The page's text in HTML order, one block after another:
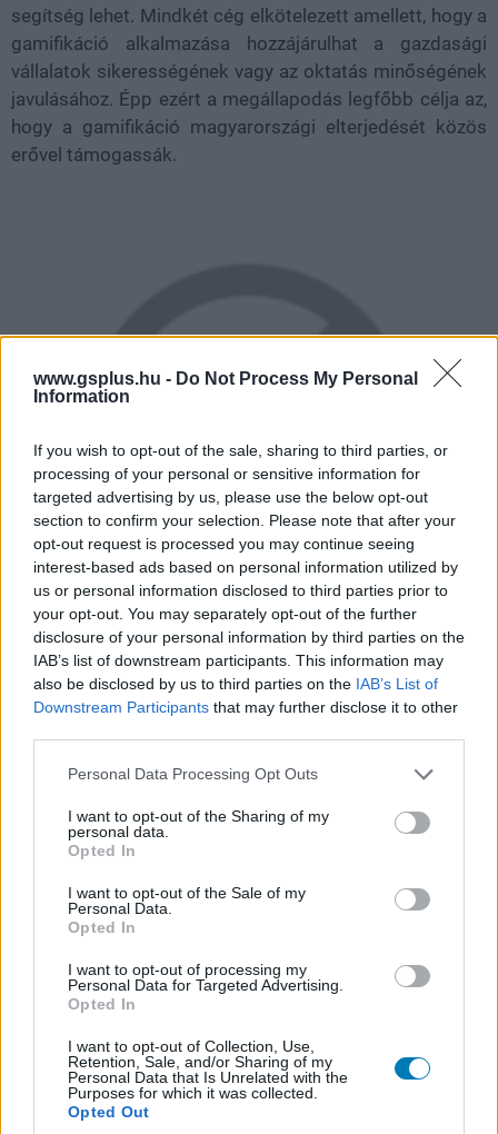
www.gsplus.hu - Do Not Process My Personal
Information
If you wish to opt-out of the sale, sharing to third parties, or
processing of your personal or sensitive information for
targeted advertising by us, please use the below opt-out
section to confirm your selection. Please note that after your
opt-out request is processed you may continue seeing
interest-based ads based on personal information utilized by
us or personal information disclosed to third parties prior to
your opt-out. You may separately opt-out of the further
disclosure of your personal information by third parties on the
IAB’s list of downstream participants. This information may
also be disclosed by us to third parties on the IAB’s List of
Downstream Participants that may further disclose it to other
Please note that this website/app uses one or more Google
not limited to your visit or usage behaviour. You may click to
grant or deny consent to Google and its third-party tags to
use your data for below specified purposes in below Google
consent section.
Personal Data Processing Opt Outs
I want to opt-out of the Sharing of my
personal data.
Opted In
I want to opt-out of the Sale of my
Personal Data.
Opted In
I want to opt-out of processing my
Personal Data for Targeted Advertising.
Opted In
I want to opt-out of Collection, Use,
Retention, Sale, and/or Sharing of my
Personal Data that Is Unrelated with the
Purposes for which it was collected.
Opted Out
segítség lehet. Mindkét cég elkötelezett amellett, hogy a
gamifikáció alkalmazása hozzájárulhat a gazdasági
vállalatok sikerességének vagy az oktatás minőségének
javulásához. Épp ezért a megállapodás legfőbb célja az,
hogy a gamifikáció magyarországi elterjedését közös
erővel támogassák.
Olvassátok el a bejelentést társoldalunk, a
SMASH by Meló-Diák: Homok, zene és a nyár legjobb
Július végén folytatódik a balatoni strandröplabda-
sorozat.
#együttműködés
#magyarország